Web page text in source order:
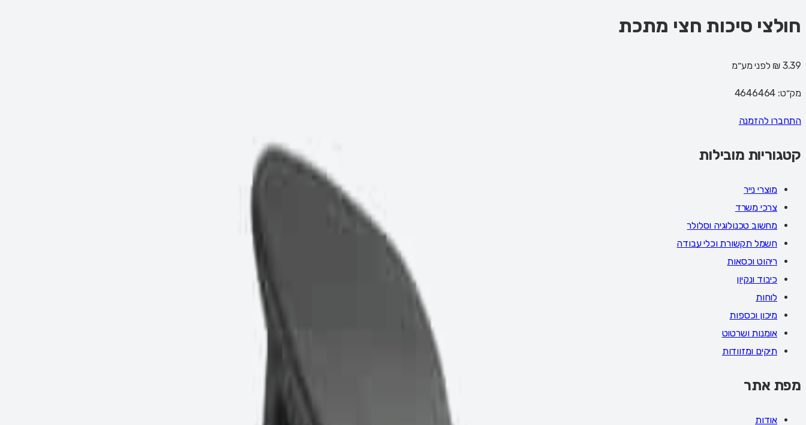
חולצי סיכות חצי מתכת
3.39 ₪ לפני מע״מ
מק״ט: 4646464
התחברו להזמנה
קטגוריות מובילות
מוצרי נייר
צרכי משרד
מחשוב טכנולוגיה וסלולר
חשמל תקשורת וכלי עבודה
ריהוט וכסאות
כיבוד ונקיון
לוחות
מיכון וכספות
אומנות ושרטוט
תיקים ומזוודות
מפת אתר
אודות